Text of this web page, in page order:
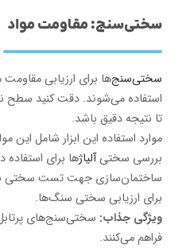
سختی‌سنج: مقاومت مواد
سختی‌سنج‌ها برای ارزیابی مقاومت
استفاده می‌شوند. دقت کنید سطح
تا نتیجه دقیق باشد.
موارد استفاده این ابزار شامل این
بررسی سختیآلیاژها برای استفاده
ساختمان‌سازی جهت تست سختی
برای ارزیابی سختی سنگ‌ها.
ویژگی جذاب: سختی‌سنج‌های
فراهم می‌کنند.